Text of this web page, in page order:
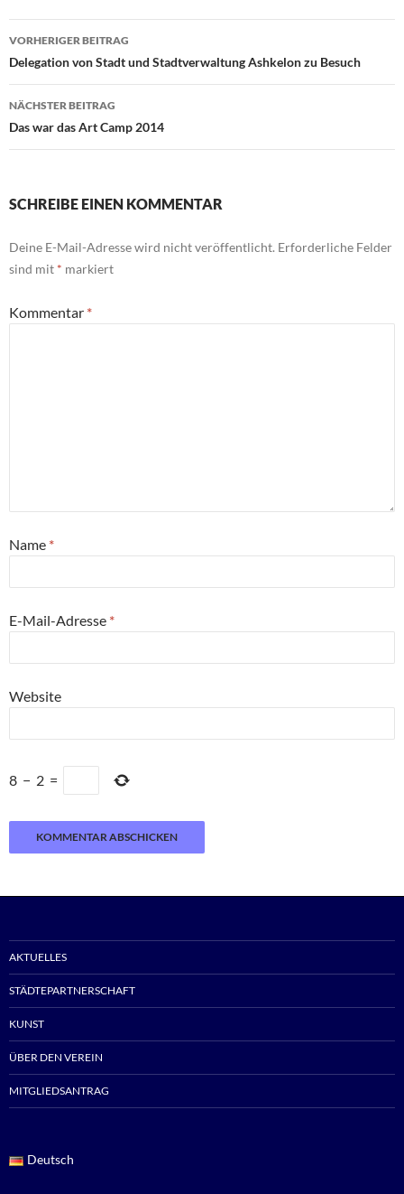
Beitragsnavigation
VORHERIGER BEITRAG
Delegation von Stadt und Stadtverwaltung Ashkelon zu Besuch
NÄCHSTER BEITRAG
Das war das Art Camp 2014
SCHREIBE EINEN KOMMENTAR
Deine E-Mail-Adresse wird nicht veröffentlicht. Erforderliche Felder
sind mit * markiert
Kommentar *
Name *
E-Mail-Adresse *
Website
8 − 2 =
AKTUELLES
STÄDTEPARTNERSCHAFT
KUNST
ÜBER DEN VEREIN
MITGLIEDSANTRAG
Deutsch